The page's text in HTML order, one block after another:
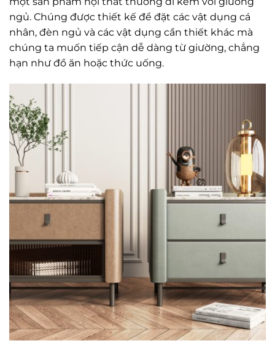
ngủ. Chúng được thiết kế để đặt các vật dụng cá
nhân, đèn ngủ và các vật dụng cần thiết khác mà
chúng ta muốn tiếp cận dễ dàng từ giường, chẳng
hạn như đồ ăn hoặc thức uống.